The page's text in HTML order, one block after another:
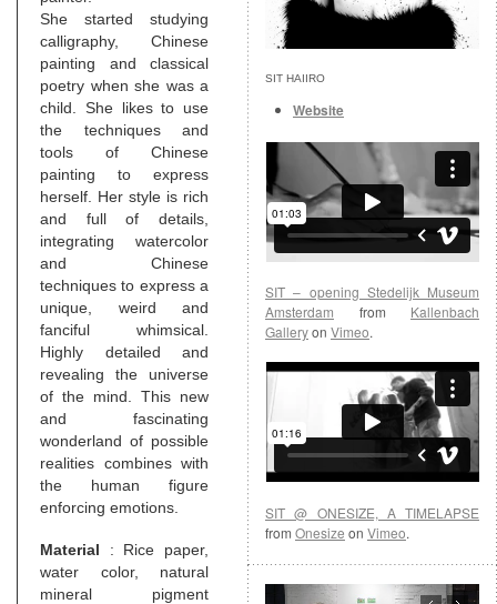
She started studying
calligraphy, Chinese
painting and classical
poetry when she was a
child. She likes to use
the techniques and
tools of Chinese
painting to express
herself. Her style is rich
and full of details,
integrating watercolor
and Chinese
techniques to express a
unique, weird and
fanciful whimsical.
Highly detailed and
revealing the universe
of the mind. This new
and fascinating
wonderland of possible
realities combines with
the human figure
enforcing emotions.
Material : Rice paper,
water color, natural
mineral pigment
SIT HAIIRO
Website
SIT – opening Stedelijk Museum
Amsterdam from Kallenbach
Galleryon Vimeo.
SIT @ ONESIZE, A TIMELAPSE
from Onesize on Vimeo.